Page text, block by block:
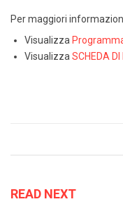
Per maggiori
Visualizza
Visualizza SCHEDA
READ NEXT